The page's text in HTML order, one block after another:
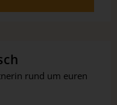
rund um euren